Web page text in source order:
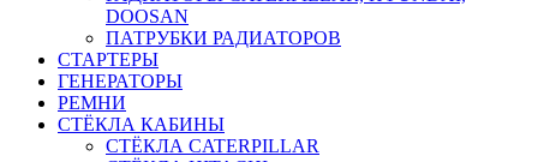
DOOSAN
ПАТРУБКИ РАДИАТОРОВ
СТАРТЕРЫ
ГЕНЕРАТОРЫ
РЕМНИ
СТЁКЛА КАБИНЫ
СТЁКЛА CATERPILLAR